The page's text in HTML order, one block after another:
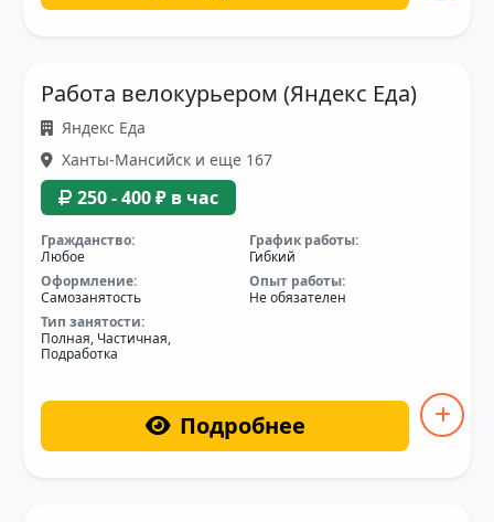
Работа велокурьером (Яндекс Еда)
Яндекс Еда
Ханты-Мансийск и еще 167
250 - 400 ₽ в час
Гражданство:
Любое
График работы:
Гибкий
Оформление:
Самозанятость
Опыт работы:
Не обязателен
Тип занятости:
Полная, Частичная,
Подработка
Подробнее